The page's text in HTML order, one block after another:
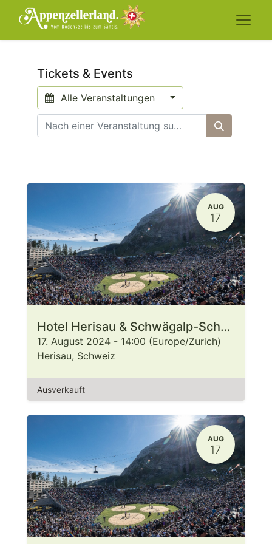
Tickets & Events
Alle Veranstaltungen
AUG
17
Hotel Herisau & Schwägalp-Schwinget 2024
17. August 2024 - 14:00 (Europe/Zurich)
Herisau, Schweiz
Ausverkauft
AUG
17